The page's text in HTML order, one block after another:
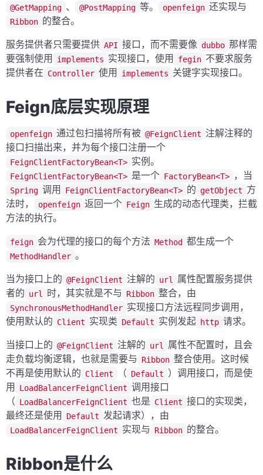
@GetMapping 、 @PostMapping 等。 openfeign 还实现与
Ribbon 的整合。
服务提供者只需要提供 API 接口，而不需要像 dubbo 那样需
要强制使用
implements 实现接口，使用 fegin 不要求服务
提供者在 Controller 使用 implements 关键字实现接口。
Feign底层实现原理
openfeign 通过包扫描将所有被 @FeignClient 注解注释的
接口扫描出来，并为每个接口注册一个
FeignClientFactoryBean<T> 实例。
FeignClientFactoryBean<T> 是一个 FactoryBean<T> ，当
Spring 调用 FeignClientFactoryBean<T> 的 getObject 方
法时，
openfeign 返回一个 Feign 生成的动态代理类，拦截
方法的执行。
feign 会为代理的接口的每个方法 Method 都生成一个
MethodHandler 。
当为接口上的 @FeignClient 注解的 url
属性配置服务提供
者的 url 时，其实就是不与 Ribbon 整合，由
SynchronousMethodHandler 实现接口方法远程同步调用，
使用默认的 Client 实现类 Default 实例发起 http 请求。
当接口上的 @FeignClient 注解的 url
属性不配置时，且会
走负载均衡逻辑，也就是需要与 Ribbon 整合使用。这时候
不再是使用默认的 Client （ Default ）调用接口，而是使
用
LoadBalancerFeignClient 调用接口
（ LoadBalancerFeignClient 也是 Client 接口的实现类，
最终还是使用
Default 发起请求），由
LoadBalancerFeignClient 实现与 Ribbon 的整合。
Ribbon是什么